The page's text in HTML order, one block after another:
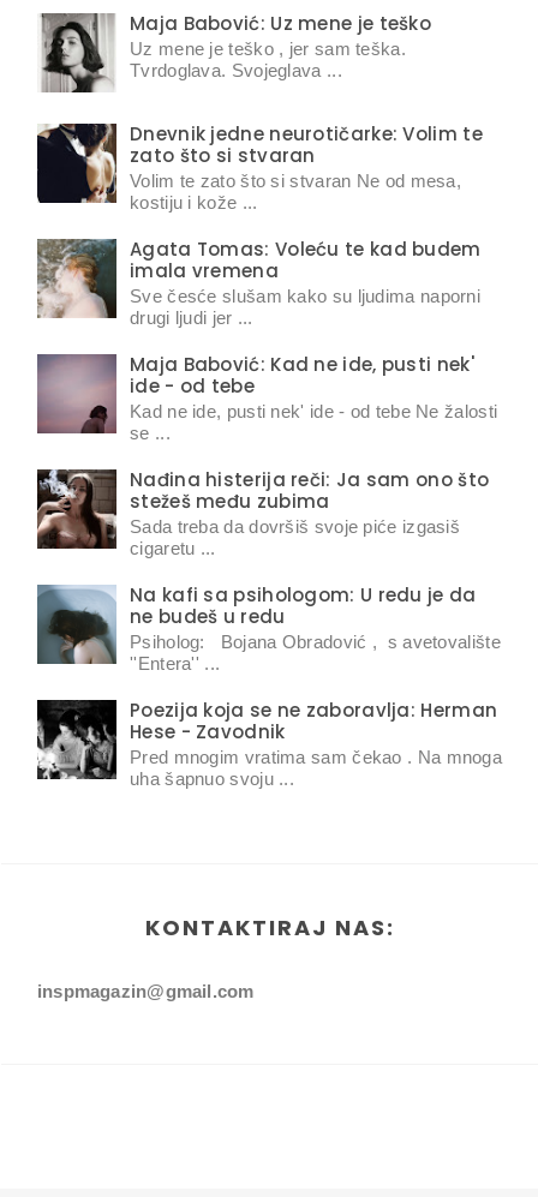
Maja Babović: Uz mene je teško
Uz mene je teško , jer sam teška.
Tvrdoglava. Svojeglava ...
Dnevnik jedne neurotičarke: Volim te
zato što si stvaran
Volim te zato što si stvaran Ne od mesa,
kostiju i kože ...
Agata Tomas: Voleću te kad budem
imala vremena
Sve česće slušam kako su ljudima naporni
drugi ljudi jer ...
Maja Babović: Kad ne ide, pusti nek'
ide - od tebe
Kad ne ide, pusti nek' ide - od tebe Ne žalosti
se ...
Nađina histerija reči: Ja sam ono što
stežeš među zubima
Sada treba da dovršiš svoje piće izgasiš
cigaretu ...
Na kafi sa psihologom: U redu je da
ne budeš u redu
Psiholog: Bojana Obradović , s avetovalište
''Entera'' ...
Poezija koja se ne zaboravlja: Herman
Hese - Zavodnik
Pred mnogim vratima sam čekao . Na mnoga
uha šapnuo svoju ...
KONTAKTIRAJ NAS:
inspmagazin@gmail.com